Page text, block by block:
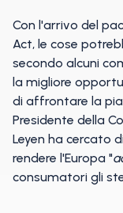
Con l'arrivo del
Act, le cose
secondo alcuni
la migliore
di affrontare la
Presidente della
Leyen ha cercato
rendere l'Europa "
consumatori gli